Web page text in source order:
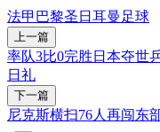
法甲 巴黎圣日耳曼足球
上一篇
率队3比0完胜日本夺世
日礼
下一篇
尼克斯横扫76人再闯东